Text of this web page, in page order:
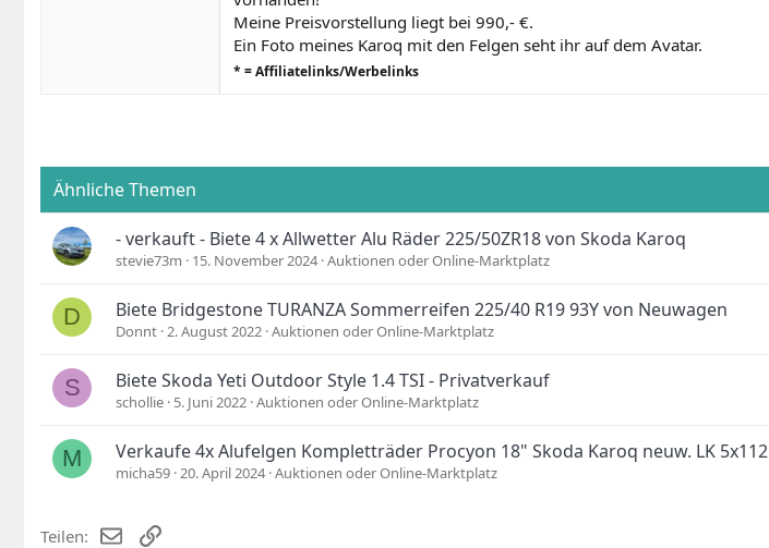
Meine Preisvorstellung liegt bei 990,- €.
Ein Foto meines Karoq mit den Felgen seht ihr auf dem Avatar.
* = Affiliatelinks/Werbelinks
Ähnliche Themen
- verkauft - Biete 4 x Allwetter Alu Räder 225/50ZR18 von Skoda Karoq
stevie73m 15. November 2024 Auktionen oder Online-Marktplatz
D Biete Bridgestone TURANZA Sommerreifen 225/40 R19 93Y von Neuwagen
Donnt 2. August 2022 Auktionen oder Online-Marktplatz
S Biete Skoda Yeti Outdoor Style 1.4 TSI - Privatverkauf
schollie 5. Juni 2022 Auktionen oder Online-Marktplatz
M Verkaufe 4x Alufelgen Kompletträder Procyon 18" Skoda Karoq neuw. LK 5x112
micha59 20. April 2024 Auktionen oder Online-Marktplatz
Teilen: E-MailLink